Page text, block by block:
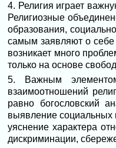
4. Религия играет
Религиозные
образования,
самым заявляют о себе
возникает много
только на основе
5. Важным
взаимоотношений
равно богословский
выявление социальных
уяснение характера
дискриминации,